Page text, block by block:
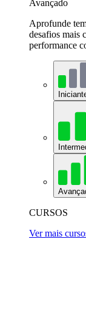
Avançado
Aprofunde
desafios mais
performance
CURSOS
Ver mais